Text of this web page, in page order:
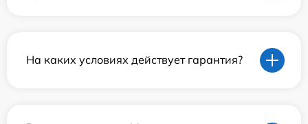
На каких условиях действует гарантия?